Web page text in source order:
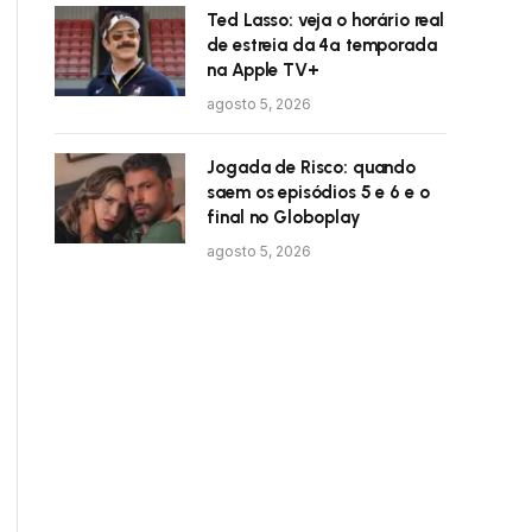
Ted Lasso: veja o horário real
de estreia da 4ª temporada
na Apple TV+
agosto 5, 2026
Jogada de Risco: quando
saem os episódios 5 e 6 e o
final no Globoplay
agosto 5, 2026